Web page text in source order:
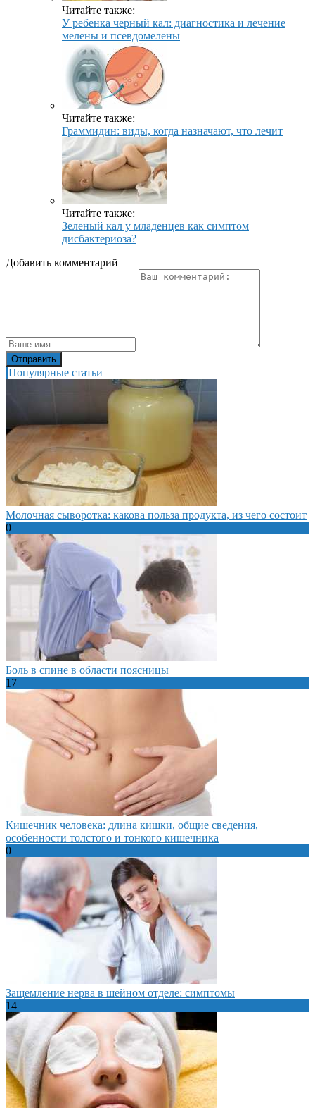
Читайте также:
У ребенка черный кал: диагностика и лечение
мелены и псевдомелены
Читайте также:
Граммидин: виды, когда назначают, что лечит
Читайте также:
Зеленый кал у младенцев как симптом
дисбактериоза?
Добавить комментарий
Популярные статьи
Молочная сыворотка: какова польза продукта, из чего состоит
0
Боль в спине в области поясницы
17
Кишечник человека: длина кишки, общие сведения,
особенности толстого и тонкого кишечника
0
Защемление нерва в шейном отделе: симптомы
14